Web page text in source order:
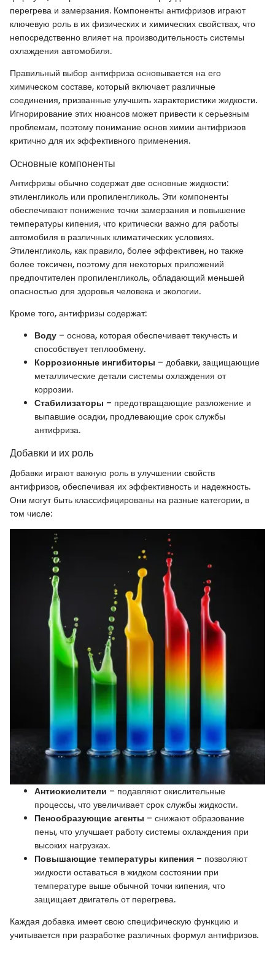
перегрева и замерзания. Компоненты антифризов играют
ключевую роль в их физических и химических свойствах, что
непосредственно влияет на производительность системы
охлаждения автомобиля.
Правильный выбор антифриза основывается на его
химическом составе, который включает различные
соединения, призванные улучшить характеристики жидкости.
Игнорирование этих нюансов может привести к серьезным
проблемам, поэтому понимание основ химии антифризов
критично для их эффективного применения.
Основные компоненты
Антифризы обычно содержат две основные жидкости:
этиленгликоль или пропиленгликоль. Эти компоненты
обеспечивают понижение точки замерзания и повышение
температуры кипения, что критически важно для работы
автомобиля в различных климатических условиях.
Этиленгликоль, как правило, более эффективен, но также
более токсичен, поэтому для некоторых приложений
предпочтителен пропиленгликоль, обладающий меньшей
опасностью для здоровья человека и экологии.
Кроме того, антифризы содержат:
Воду – основа, которая обеспечивает текучесть и
способствует теплообмену.
Коррозионные ингибиторы – добавки, защищающие
металлические детали системы охлаждения от
коррозии.
Стабилизаторы – предотвращающие разложение и
выпавшие осадки, продлевающие срок службы
антифриза.
Добавки и их роль
Добавки играют важную роль в улучшении свойств
антифризов, обеспечивая их эффективность и надежность.
Они могут быть классифицированы на разные категории, в
том числе:
Антиокислители – подавляют окислительные
процессы, что увеличивает срок службы жидкости.
Пенообразующие агенты – снижают образование
пены, что улучшает работу системы охлаждения при
высоких нагрузках.
Повышающие температуры кипения – позволяют
жидкости оставаться в жидком состоянии при
температуре выше обычной точки кипения, что
защищает двигатель от перегрева.
Каждая добавка имеет свою специфическую функцию и
учитывается при разработке различных формул антифризов.